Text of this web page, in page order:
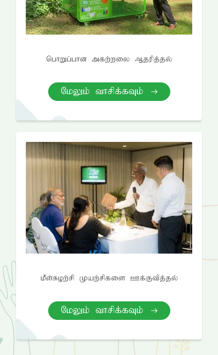
nghWg;ghd mfw;wiy Mjupj;jy;
NkYk; thrpf;fTk;
kPs;Row;rp Kaw;rpfis Cf;Ftpj;jy;
NkYk; thrpf;fTk;